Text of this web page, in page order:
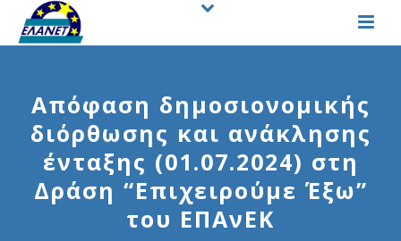
Απόφαση δημοσιονομικής
διόρθωσης και ανάκλησης
ένταξης (01.07.2024) στη
Δράση “Επιχειρούμε Έξω”
του ΕΠΑνΕΚ